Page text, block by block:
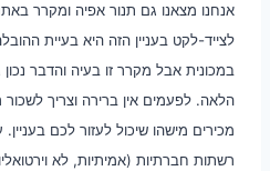
אנחנו מצאנו גם תנור אפיה ומקרר
לצייד-לקט בעניין הזה היא בעיית
במכונית אבל מקרר זו בעיה והדבר נכון
הלאה. לפעמים אין ברירה וצריך
מכירים מישהו שיכול לעזור לכם
רשתות חברתיות (אמיתיות, לא